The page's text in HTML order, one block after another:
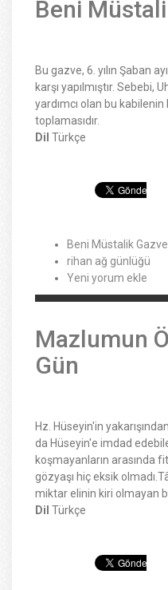
Beni
Bu gazve, 6. yılın Şaban
karşı yapılmıştır. Sebebi,
yardımcı olan bu
toplamasıdır.
Dil Türkçe
Beni Müstalik
rihan ağ günlüğü
Yeni yorum ekle
Mazlumun
Gün
Hz. Hüseyin'in
da Hüseyin'e imdad
koşmayanların arasında
gözyaşı hiç eksik
miktar elinin kiri olmayan
Dil Türkçe